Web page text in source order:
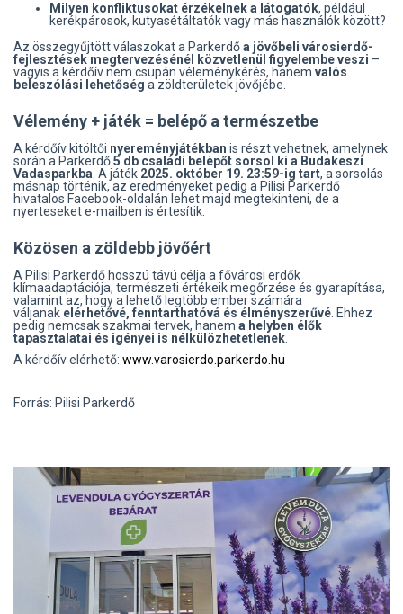
Milyen konfliktusokat érzékelnek a látogatók, például
kerékpárosok, kutyasétáltatók vagy más használók között?
Az összegyűjtött válaszokat a Parkerdőa jövőbeli városierdő-
fejlesztések megtervezésénél közvetlenül figyelembe veszi –
vagyis a kérdőív nem csupán véleménykérés, hanem valós
beleszólási lehetőség a zöldterületek jövőjébe.
Vélemény + játék = belépő a természetbe
A kérdőív kitöltői nyereményjátékban is részt vehetnek, amelynek
során a Parkerdő5 db családi belépőt sorsol ki a Budakeszi
Vadasparkba. A játék 2025. október 19. 23:59-ig tart, a sorsolás
másnap történik, az eredményeket pedig a Pilisi Parkerdő
hivatalos Facebook-oldalán lehet majd megtekinteni, de a
nyerteseket e-mailben is értesítik.
Közösen a zöldebb jövőért
A Pilisi Parkerdő hosszú távú célja a fővárosi erdők
klímaadaptációja, természeti értékeik megőrzése és gyarapítása,
valamint az, hogy a lehető legtöbb ember számára
váljanak elérhetővé, fenntarthatóvá és élményszerűvé. Ehhez
pedig nemcsak szakmai tervek, hanem a helyben élők
tapasztalatai és igényei is nélkülözhetetlenek.
A kérdőív elérhető: www.varosierdo.parkerdo.hu
Forrás: Pilisi Parkerdő